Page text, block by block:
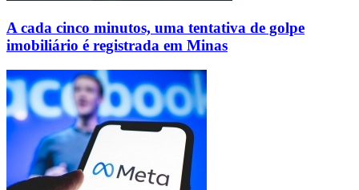
A cada cinco minutos, uma tentativa de golpe
imobiliário é registrada em Minas